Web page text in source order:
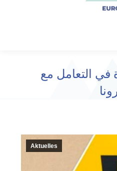
في التعامل مع
Aktuelles